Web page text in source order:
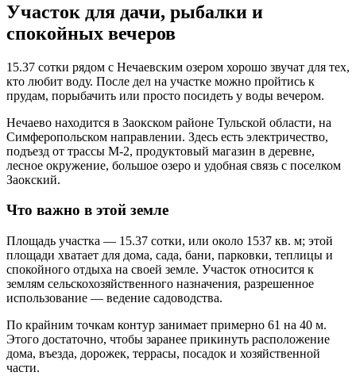
Участок для дачи, рыбалки и
спокойных вечеров
15.37 сотки рядом с Нечаевским озером хорошо звучат для тех,
кто любит воду. После дел на участке можно пройтись к
прудам, порыбачить или просто посидеть у воды вечером.
Нечаево находится в Заокском районе Тульской области, на
Симферопольском направлении. Здесь есть электричество,
подъезд от трассы М-2, продуктовый магазин в деревне,
лесное окружение, большое озеро и удобная связь с поселком
Заокский.
Что важно в этой земле
Площадь участка — 15.37 сотки, или около 1537 кв. м; этой
площади хватает для дома, сада, бани, парковки, теплицы и
спокойного отдыха на своей земле. Участок относится к
землям сельскохозяйственного назначения, разрешенное
использование — ведение садоводства.
По крайним точкам контур занимает примерно 61 на 40 м.
Этого достаточно, чтобы заранее прикинуть расположение
дома, въезда, дорожек, террасы, посадок и хозяйственной
части.